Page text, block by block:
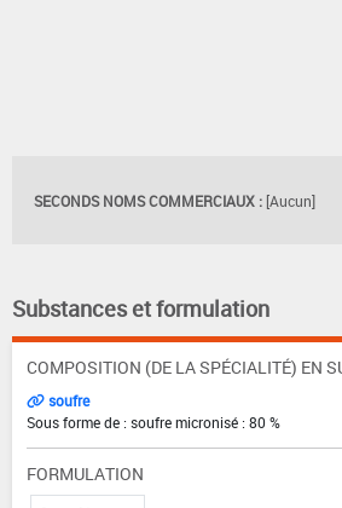
SECONDS NOMS COMMERCIAUX : [Aucun]
Substances et formulation
COMPOSITION (DE LA SPÉCIALITÉ) EN
soufre
Sous forme de : soufre micronisé : 80 %
FORMULATION